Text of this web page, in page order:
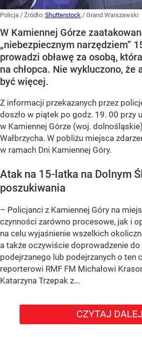
Policja / Źródło: Shutterstock / Grand Warszawski
W Kamiennej Górze
„niebezpiecznym narzędziem”
prowadzi obławę za osobą,
na chłopca. Nie wykluczono, że
być więcej.
Z informacji przekazanych przez
doszło w piątek po godz. 19. 00 przy
w Kamiennej Górze (woj.
Wałbrzycha. W pobliżu miejsca
w ramach Dni Kamiennej Góry.
Atak na 15-latka na Dolnym
poszukiwania
– Policjanci z Kamiennej Góry na
czynności zarówno procesowe, jak i
na celu wyjaśnienie wszelkich
a także oczywiście doprowadzenie do
podejrzanego lub podejrzanych o ten
reporterowi RMF FM Michałowi
Katarzyna Trzepak z...
CZYTAJ DALEJ